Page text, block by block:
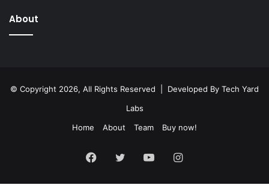
About
© Copyright 2026, All Rights Reserved | Developed By Tech Yard
Labs
Home
About Team Buy now!
Facebook
Twitter YouTubeInstagram